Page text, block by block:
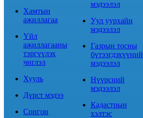
Хамтын
ажиллагаа
Үйл
ажиллагааны
тэргүүлэх
чиглэл
Хууль
Дүрст мэдээ
Сонгон
мэдээлэл
Уул уурхайн
мэдээлэл
Газрын тосны
бүтээгдэхүүний
мэдээлэл
Нүүрсний
мэдээлэл
Кадастрын
хэлтэс